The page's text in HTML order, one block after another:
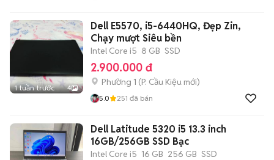
1 tuần trước 4
Dell E5570, i5-6440HQ, Đẹp Zin,
Chạy mượt Siêu bền
Intel Core i5 8 GB SSD
2.900.000 đ
Phường 1 (P. Cầu Kiệu mới)
5.0 251 đã bán
Dell Latitude 5320 i5 13.3 inch
16GB/256GB SSD Bạc
Intel Core i5 16 GB 256 GB SSD